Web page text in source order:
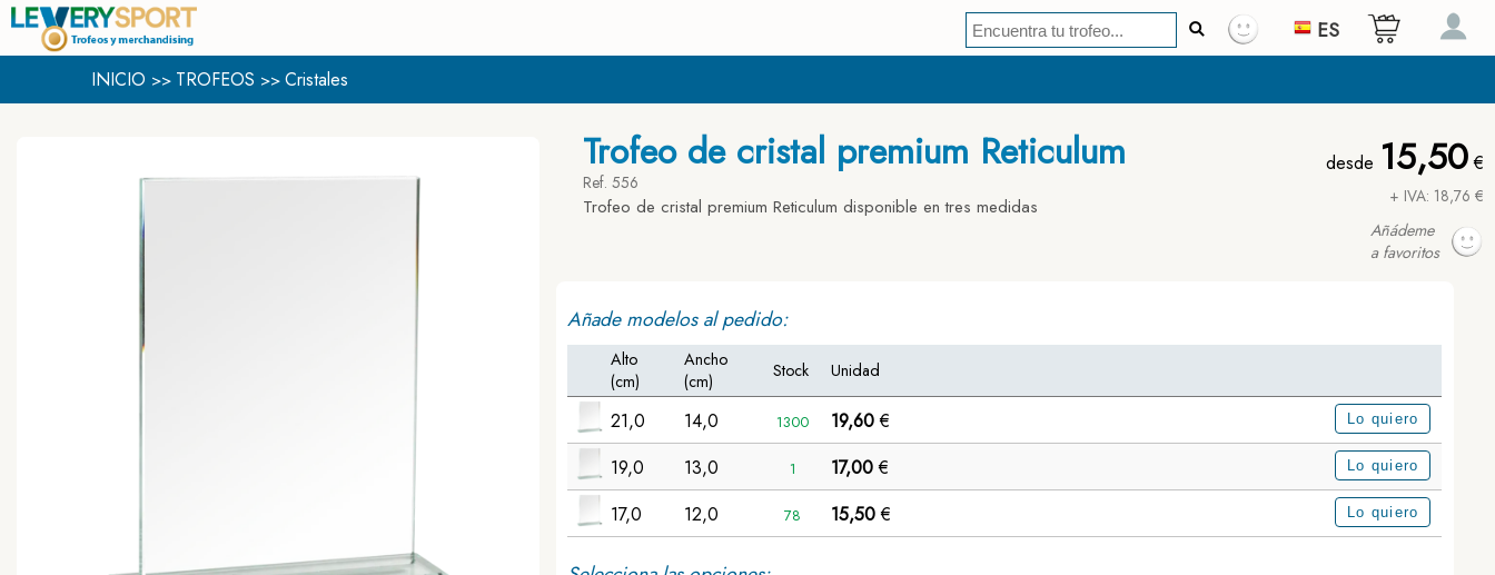
ES
INICIO >> TROFEOS >> Cristales
Trofeo de cristal premium Reticulum
Ref. 556
Trofeo de cristal premium Reticulum disponible en tres medidas
desde 15,50€
+ IVA: 18,76 €
Añádeme
a favoritos
Añade modelos al pedido:
Alto
(cm)
Ancho
(cm)
Stock Unidad
21,0 14,0 1300 19,60€ Lo quiero
19,0 13,0 1 17,00€ Lo quiero
17,0 12,0 78 15,50€ Lo quiero